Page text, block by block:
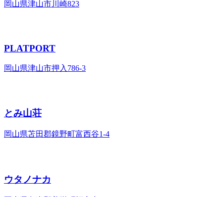
岡山県津山市川崎823
PLATPORT
岡山県津山市押入786-3
とみ山荘
岡山県苫田郡鏡野町富西谷1-4
ウタノナカ